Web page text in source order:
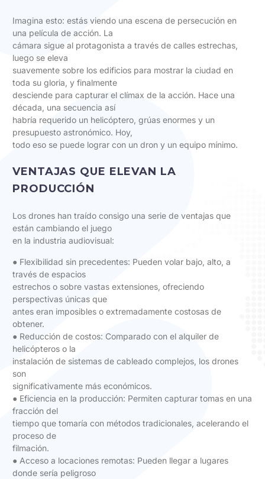
Imagina esto: estás viendo una escena de persecución en
una película de acción. La
cámara sigue al protagonista a través de calles estrechas,
luego se eleva
suavemente sobre los edificios para mostrar la ciudad en
toda su gloria, y finalmente
desciende para capturar el clímax de la acción. Hace una
década, una secuencia así
habría requerido un helicóptero, grúas enormes y un
presupuesto astronómico. Hoy,
todo eso se puede lograr con un dron y un equipo mínimo.
VENTAJAS QUE ELEVAN LA
PRODUCCIÓN
Los drones han traído consigo una serie de ventajas que
están cambiando el juego
en la industria audiovisual:
● Flexibilidad sin precedentes: Pueden volar bajo, alto, a
través de espacios
estrechos o sobre vastas extensiones, ofreciendo
perspectivas únicas que
antes eran imposibles o extremadamente costosas de
obtener.
● Reducción de costos: Comparado con el alquiler de
helicópteros o la
instalación de sistemas de cableado complejos, los drones
son
significativamente más económicos.
● Eficiencia en la producción: Permiten capturar tomas en una
fracción del
tiempo que tomaría con métodos tradicionales, acelerando el
proceso de
filmación.
● Acceso a locaciones remotas: Pueden llegar a lugares
donde sería peligroso